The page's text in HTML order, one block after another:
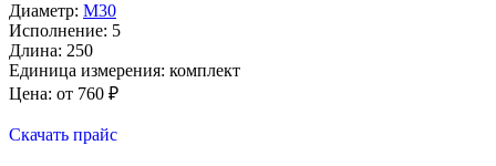
Диаметр: М30
Исполнение: 5
Длина: 250
Единица измерения: комплект
Цена: от 760 ₽
Скачать прайс